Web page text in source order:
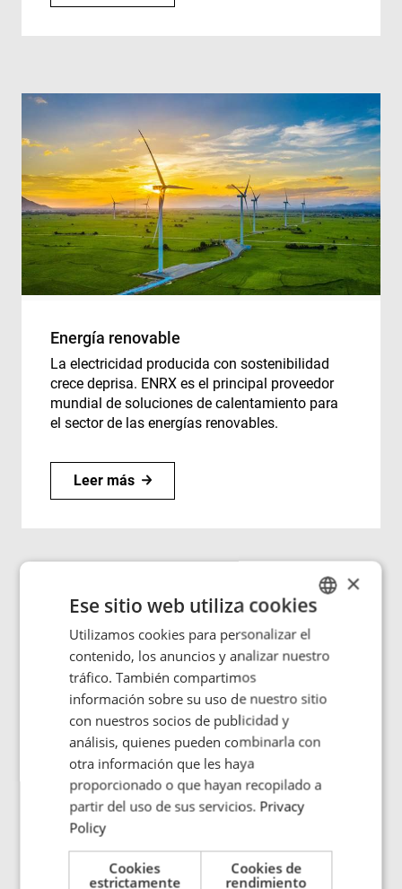
Energía renovable
La electricidad producida con sostenibilidad
crece deprisa. ENRX es el principal proveedor
mundial de soluciones de calentamiento para
el sector de las energías renovables.
Leer más
Minería
El calentamiento por inducción se utiliza
mucho en la minería, por ejemplo, para mejorar
ENGLISH
POLISH
FRENCH
×
Ese sitio web utiliza cookies
Utilizamos cookies para personalizar el
contenido, los anuncios y analizar nuestro
tráfico. También compartimos
información sobre su uso de nuestro sitio
con nuestros socios de publicidad y
análisis, quienes pueden combinarla con
otra información que les haya
proporcionado o que hayan recopilado a
partir del uso de sus servicios. Privacy
Policy
Cookies
estrictamente
Cookies de
rendimiento